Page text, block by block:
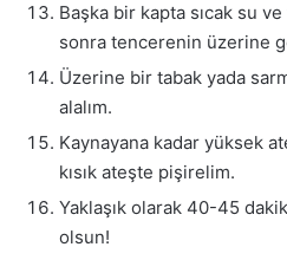
Başka bir kapta sıcak su ve
sonra tencerenin üzerine
Üzerine bir tabak yada
alalım.
Kaynayana kadar yüksek
kısık ateşte pişirelim.
Yaklaşık olarak 40-45
olsun!